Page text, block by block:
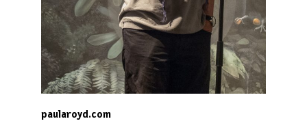
paularoyd.com